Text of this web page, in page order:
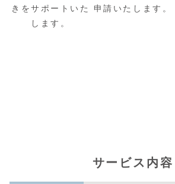
きをサポートいた
します。
申請いたします。
サービス内容